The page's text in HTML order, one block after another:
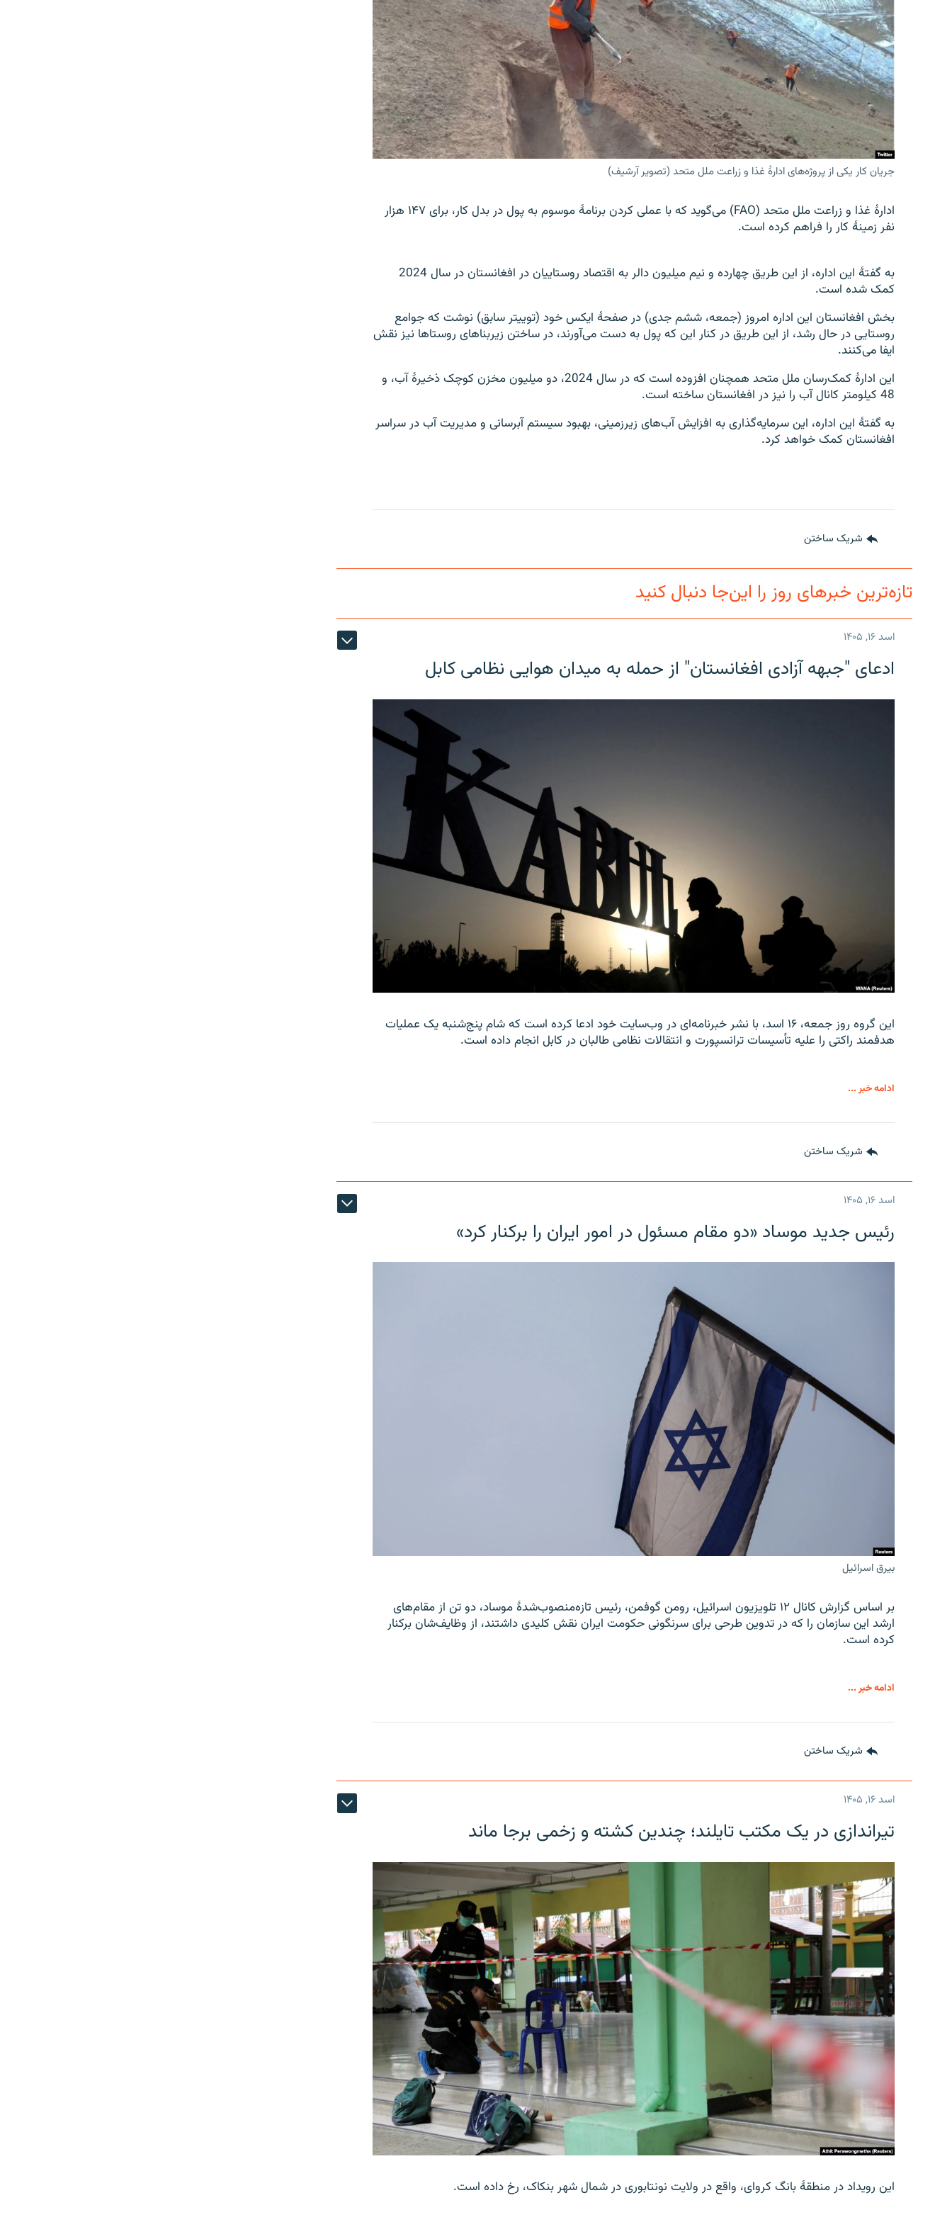
جریان کار یکی از پروژه‌های ادارۀ غذا و زراعت ملل متحد (تصویر آرشیف)
ادارۀ غذا و زراعت ملل متحد (FAO) می‌گوید که با عملی کردن برنامۀ موسوم به پول در بدل کار، برای ۱۴۷ هزار
نفر زمینۀ کار را فراهم کرده است.
به گفتۀ این اداره، از این طریق چهارده و نیم میلیون دالر به اقتصاد روستاییان در افغانستان در سال 2024
کمک شده است.
بخش افغانستان این اداره امروز (جمعه، ششم جدی) در صفحۀ ایکس خود (توییتر سابق) نوشت که جوامع
روستایی در حال رشد، از این طریق در کنار این که پول به دست می‌آورند، در ساختن زیربناهای روستاها نیز نقش
ایفا می‌کنند.
این ادارۀ کمک‌رسان ملل متحد همچنان افزوده است که در سال 2024، دو میلیون مخزن کوچک ذخیرۀ آب، و
48 کیلومتر کانال آب را نیز در افغانستان ساخته است.
به گفتۀ این اداره، این سرمایه‌گذاری به افزایش آب‌های زیرزمینی، بهبود سیستم آبرسانی و مدیریت آب در سراسر
افغانستان کمک خواهد کرد.
شریک ساختن
تازه‌ترین خبرهای روز را این‌جا دنبال کنید
اسد ۱۶, ۱۴۰۵
ادعای "جبهه آزادی افغانستان" از حمله به میدان هوایی نظامی کابل
این گروه روز جمعه، ۱۶ اسد، با نشر خبرنامه‌ای در وب‌سایت خود ادعا کرده است که شام پنج‌شنبه یک عملیات
هدفمند راکتی را علیه تأسیسات ترانسپورت و انتقالات نظامی طالبان در کابل انجام داده است.
ادامه خبر ...
شریک ساختن
اسد ۱۶, ۱۴۰۵
رئیس جدید موساد «دو مقام مسئول در امور ایران را برکنار کرد»
بیرق اسرائیل
بر اساس گزارش کانال ۱۲ تلویزیون اسرائیل، رومن گوفمن، رئیس تازه‌منصوب‌شدۀ موساد، دو تن از مقام‌های
ارشد این سازمان را که در تدوین طرحی برای سرنگونی حکومت ایران نقش کلیدی داشتند، از وظایف‌شان برکنار
کرده است.
ادامه خبر ...
شریک ساختن
اسد ۱۶, ۱۴۰۵
تیراندازی در یک مکتب تایلند؛ چندین کشته و زخمی برجا ماند
این رویداد در منطقۀ بانگ کروای، واقع در ولایت نونتابوری در شمال شهر بنکاک، رخ داده است.